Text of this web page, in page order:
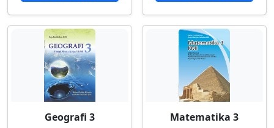
Geografi 3 Matematika 3